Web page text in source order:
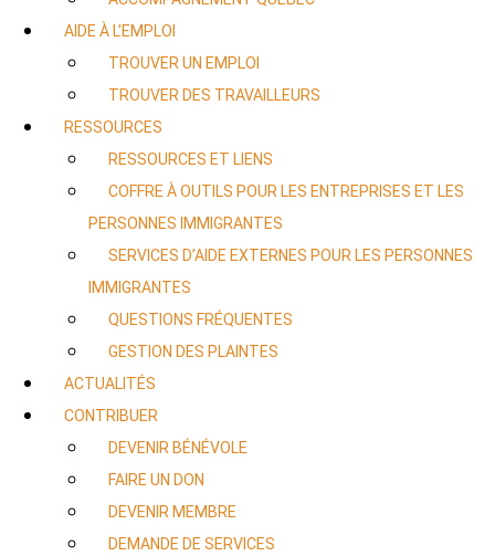
AIDE À L’EMPLOI
TROUVER UN EMPLOI
TROUVER DES TRAVAILLEURS
RESSOURCES
RESSOURCES ET LIENS
COFFRE À OUTILS POUR LES ENTREPRISES ET LES
PERSONNES IMMIGRANTES
SERVICES D’AIDE EXTERNES POUR LES PERSONNES
IMMIGRANTES
QUESTIONS FRÉQUENTES
GESTION DES PLAINTES
ACTUALITÉS
CONTRIBUER
DEVENIR BÉNÉVOLE
FAIRE UN DON
DEVENIR MEMBRE
DEMANDE DE SERVICES